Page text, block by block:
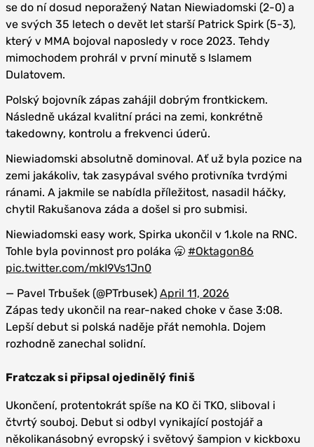
se do ní dosud neporažený Natan Niewiadomski (2-0) a
ve svých 35 letech o devět let starší Patrick Spirk (5-3),
který v MMA bojoval naposledy v roce 2023. Tehdy
mimochodem prohrál v první minutě s Islamem
Dulatovem.
Polský bojovník zápas zahájil dobrým frontkickem.
Následně ukázal kvalitní práci na zemi, konkrétně
takedowny, kontrolu a frekvenci úderů.
Niewiadomski absolutně dominoval. Ať už byla pozice na
zemi jakákoliv, tak zasypával svého protivníka tvrdými
ránami. A jakmile se nabídla příležitost, nasadil háčky,
chytil Rakušanova záda a došel si pro submisi.
Niewiadomski easy work, Spirka ukončil v 1.kole na RNC.
Tohle byla povinnost pro poláka 🥱 #Oktagon86
pic.twitter.com/mkI9Vs1Jn0
— Pavel Trbušek (@PTrbusek) April 11, 2026
Zápas tedy ukončil na rear-naked choke v čase 3:08.
Lepší debut si polská naděje přát nemohla. Dojem
rozhodně zanechal solidní.
Fratczak si připsal ojedinělý finiš
Ukončení, protentokrát spíše na KO či TKO, sliboval i
čtvrtý souboj. Debut si odbyl vynikající postojář a
několikanásobný evropský i světový šampion v kickboxu